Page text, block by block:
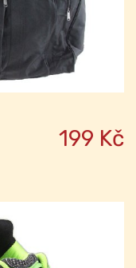
199 Kč